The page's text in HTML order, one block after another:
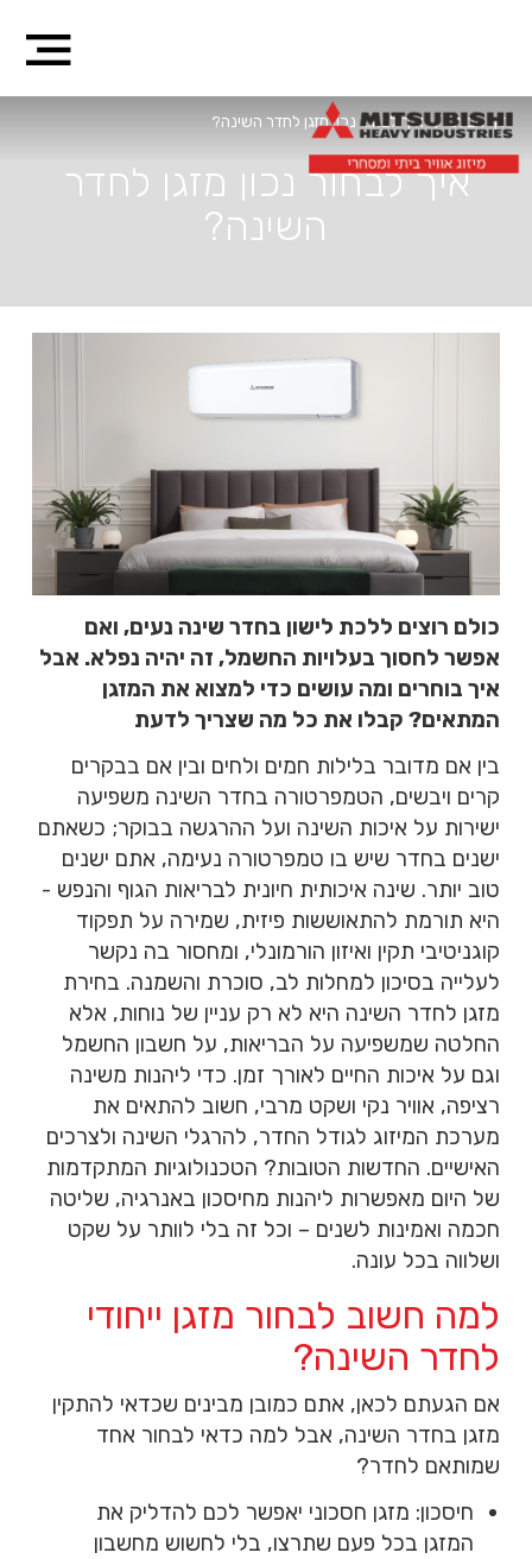
דף הבית / איך לבחור נכון מזגן לחדר השינה?
איך לבחור נכון מזגן לחדר
השינה?
כולם רוצים ללכת לישון בחדר שינה נעים, ואם
אפשר לחסוך בעלויות החשמל, זה יהיה נפלא. אבל
איך בוחרים ומה עושים כדי למצוא את המזגן
המתאים? קבלו את כל מה שצריך לדעת
בין אם מדובר בלילות חמים ולחים ובין אם בבקרים
קרים ויבשים, הטמפרטורה בחדר השינה משפיעה
ישירות על איכות השינה ועל ההרגשה בבוקר; כשאתם
ישנים בחדר שיש בו טמפרטורה נעימה, אתם ישנים
טוב יותר. שינה איכותית חיונית לבריאות הגוף והנפש -
היא תורמת להתאוששות פיזית, שמירה על תפקוד
קוגניטיבי תקין ואיזון הורמונלי, ומחסור בה נקשר
לעלייה בסיכון למחלות לב, סוכרת והשמנה. בחירת
מזגן לחדר השינה היא לא רק עניין של נוחות, אלא
החלטה שמשפיעה על הבריאות, על חשבון החשמל
וגם על איכות החיים לאורך זמן. כדי ליהנות משינה
רציפה, אוויר נקי ושקט מרבי, חשוב להתאים את
מערכת המיזוג לגודל החדר, להרגלי השינה ולצרכים
האישיים. החדשות הטובות? הטכנולוגיות המתקדמות
של היום מאפשרות ליהנות מחיסכון באנרגיה, שליטה
חכמה ואמינות לשנים – וכל זה בלי לוותר על שקט
ושלווה בכל עונה.
למה חשוב לבחור מזגן ייחודי
לחדר השינה?
אם הגעתם לכאן, אתם כמובן מבינים שכדאי להתקין
מזגן בחדר השינה, אבל למה כדאי לבחור אחד
שמותאם לחדר?
חיסכון: מזגן חסכוני יאפשר לכם להדליק את
המזגן בכל פעם שתרצו, בלי לחשוש מחשבון